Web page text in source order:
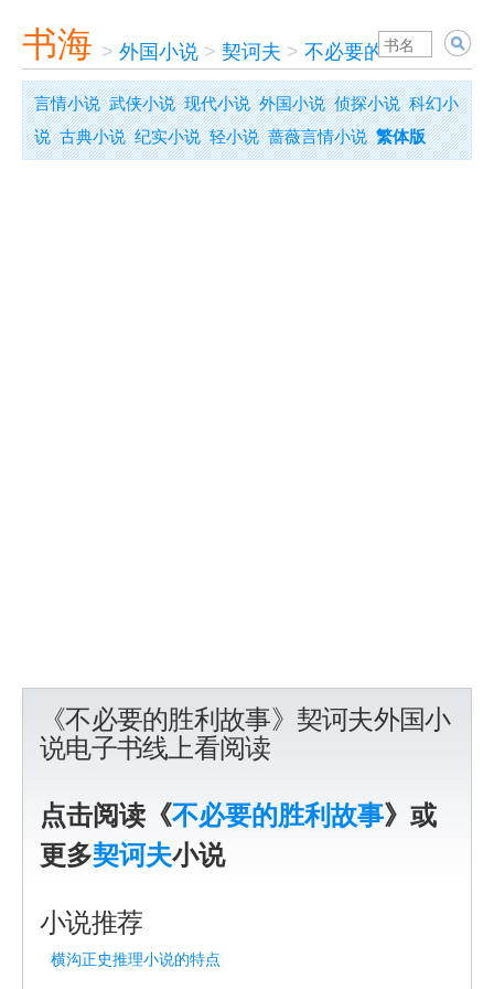
书海 > 外国小说 > 契诃夫 > 不必要的胜利故事
言情小说 武侠小说 现代小说 外国小说 侦探小说 科幻小
说 古典小说 纪实小说 轻小说 蔷薇言情小说 繁体版
《不必要的胜利故事》契诃夫外国小
说电子书线上看阅读
点击阅读《不必要的胜利故事》或
更多契诃夫小说
小说推荐
横沟正史推理小说的特点